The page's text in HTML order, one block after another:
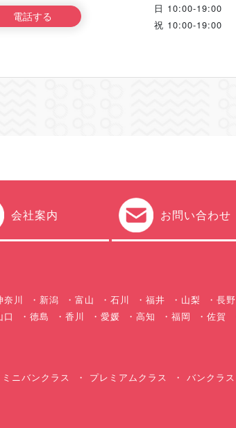
電話する
日 10:00-19:00
祝 10:00-19:00
会社案内 お問い合わせ
奈川 新潟 富山 石川 福井 山梨 長野
口 徳島 香川 愛媛 高知 福岡 佐賀
ミニバンクラス プレミアムクラス
バンクラス